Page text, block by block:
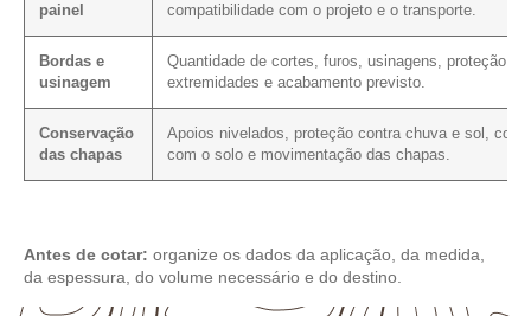
painel
compatibilidade com o projeto e o transporte.
Bordas e
usinagem
Quantidade de cortes, furos, usinagens, proteção
extremidades e acabamento previsto.
Conservação
das chapas
Apoios nivelados, proteção contra chuva e sol,
com o solo e movimentação das chapas.
Antes de cotar: organize os dados da aplicação, da medida,
da espessura, do volume necessário e do destino.